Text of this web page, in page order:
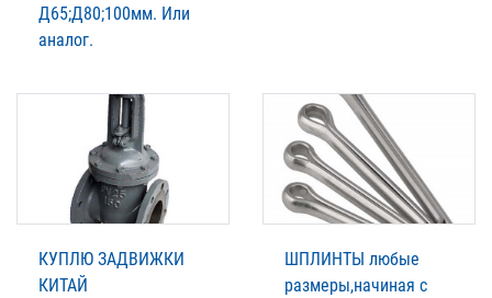
Д65;Д80;100мм. Или
аналог.
КУПЛЮ ЗАДВИЖКИ
КИТАЙ
ШПЛИНТЫ любые
размеры,начиная с